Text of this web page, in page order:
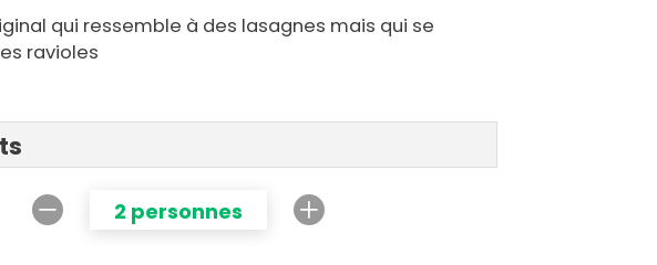
qui ressemble à des lasagnes mais qui se
ravioles
2 personnes